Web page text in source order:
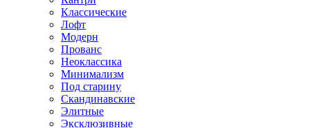
Классические
Лофт
Модерн
Прованс
Неоклассика
Минимализм
Под старину
Скандинавские
Элитные
Эксклюзивные